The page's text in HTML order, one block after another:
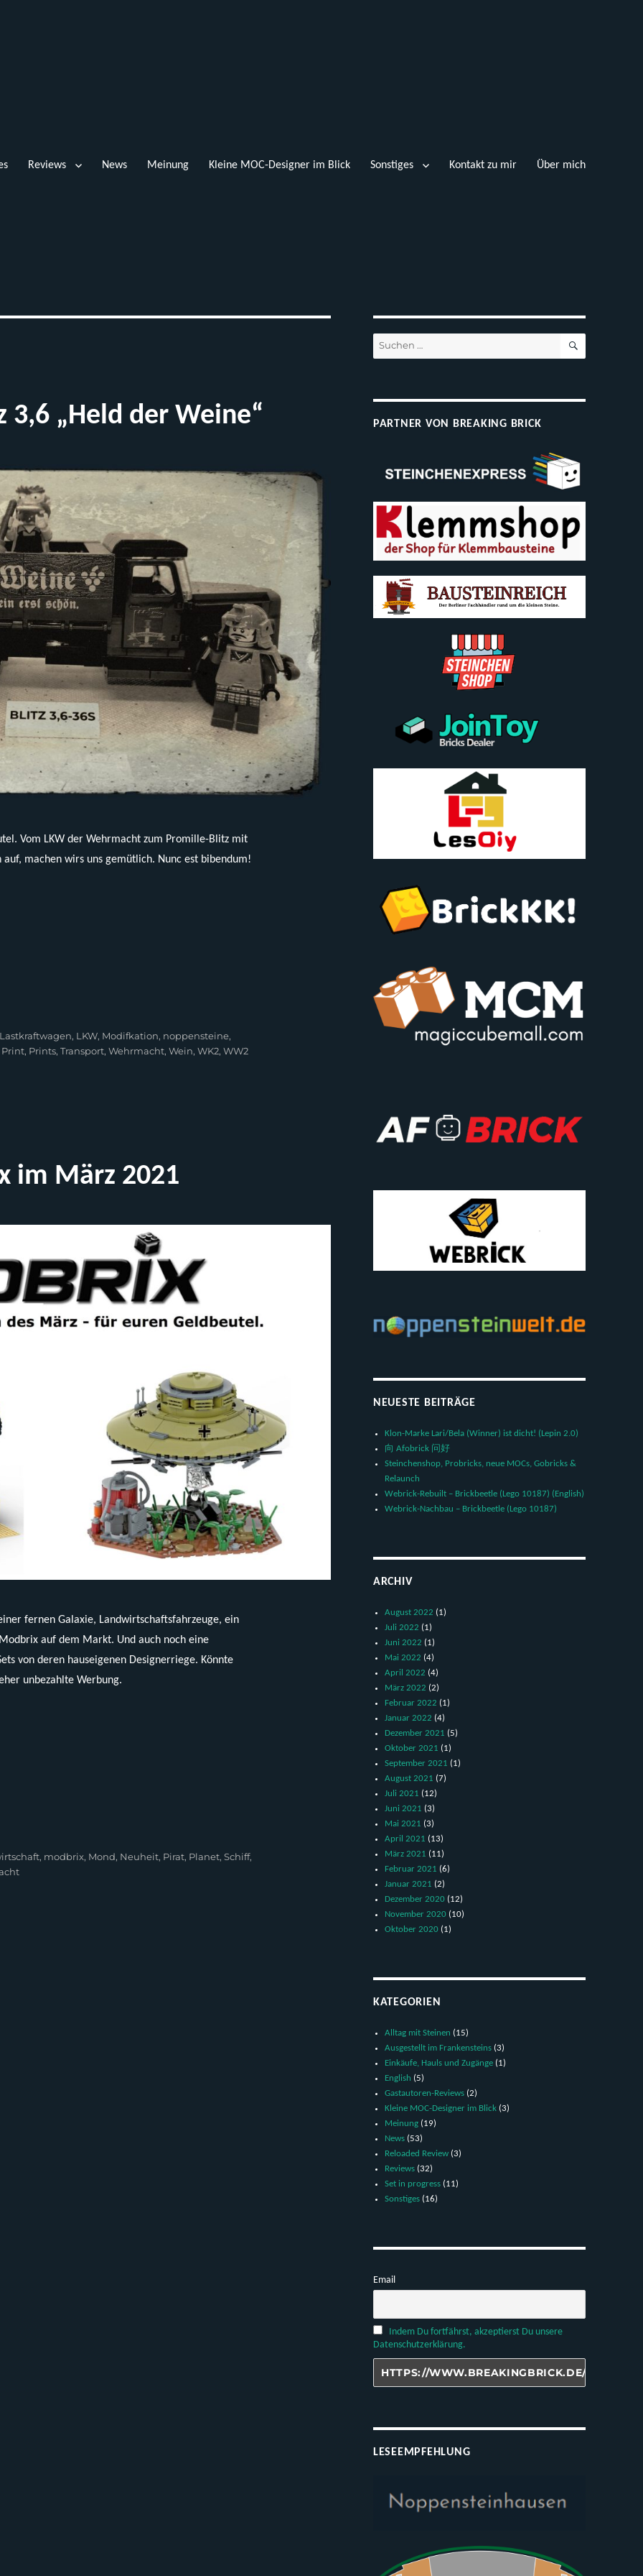
Reviews News Meinung Kleine MOC-Designer im Blick Sonstiges Kontakt zu mir Über mich
„Held der Weine“
Vom LKW der Wehrmacht zum Promille-Blitz mit
machen wirs uns gemütlich. Nunc est bibendum!
Lastkraftwagen, LKW, Modifkation, noppensteine,
Print, Prints,Transport,Wehrmacht,Wein,WK2,WW2
im März 2021
fernen Galaxie, Landwirtschaftsfahrzeuge, ein
auf dem Markt. Und auch noch eine
von deren hauseigenen Designerriege. Könnte
unbezahlte Werbung.
, modbrix, Mond, Neuheit, Pirat, Planet,Schiff,
Suchen
nach:
SUCHEN
PARTNER VON BREAKING BRICK
NEUESTE BEITRÄGE
Klon-Marke Lari/Bela (Winner) ist dicht! (Lepin 2.0)
向 Afobrick 问好
Steinchenshop, Probricks, neue MOCs, Gobricks &
Relaunch
Webrick-Rebuilt – Brickbeetle (Lego 10187) (English)
Webrick-Nachbau – Brickbeetle (Lego 10187)
ARCHIV
August 2022 (1)
Juli 2022 (1)
Juni 2022 (1)
Mai 2022 (4)
April 2022 (4)
März 2022 (2)
Februar 2022 (1)
Januar 2022 (4)
Dezember 2021 (5)
Oktober 2021 (1)
September 2021 (1)
August 2021 (7)
Juli 2021 (12)
Juni 2021 (3)
Mai 2021 (3)
April 2021 (13)
März 2021 (11)
Februar 2021 (6)
Januar 2021 (2)
Dezember 2020 (12)
November 2020 (10)
Oktober 2020 (1)
KATEGORIEN
Alltag mit Steinen (15)
Ausgestellt im Frankensteins (3)
Einkäufe, Hauls und Zugänge (1)
English (5)
Gastautoren-Reviews (2)
Kleine MOC-Designer im Blick (3)
Meinung (19)
News (53)
Reloaded Review (3)
Reviews (32)
Set in progress (11)
Sonstiges (16)
Email
Indem Du fortfährst, akzeptierst Du unsere
Datenschutzerklärung.
LESEEMPFEHLUNG